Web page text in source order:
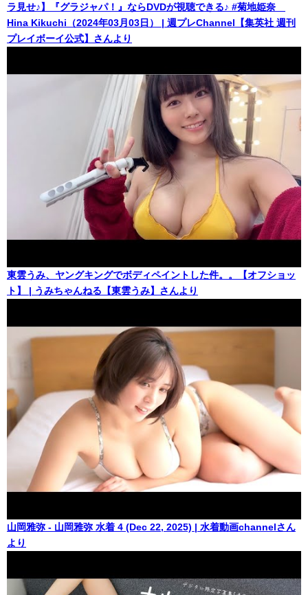
ラ見せ♪】『グラジャパ！』ならDVDが視聴できる♪ #菊地姫奈
Hina Kikuchi（2024年03月03日） | 週プレChannel【集英社 週刊
プレイボーイ公式】さんより
東雲うみ、ヤングキングでボディペイントした件。。【オフショッ
ト】 | うみちゃんねる【東雲うみ】さんより
山岡雅弥 - 山岡雅弥 水着 4 (Dec 22, 2025) | 水着動画channelさん
より